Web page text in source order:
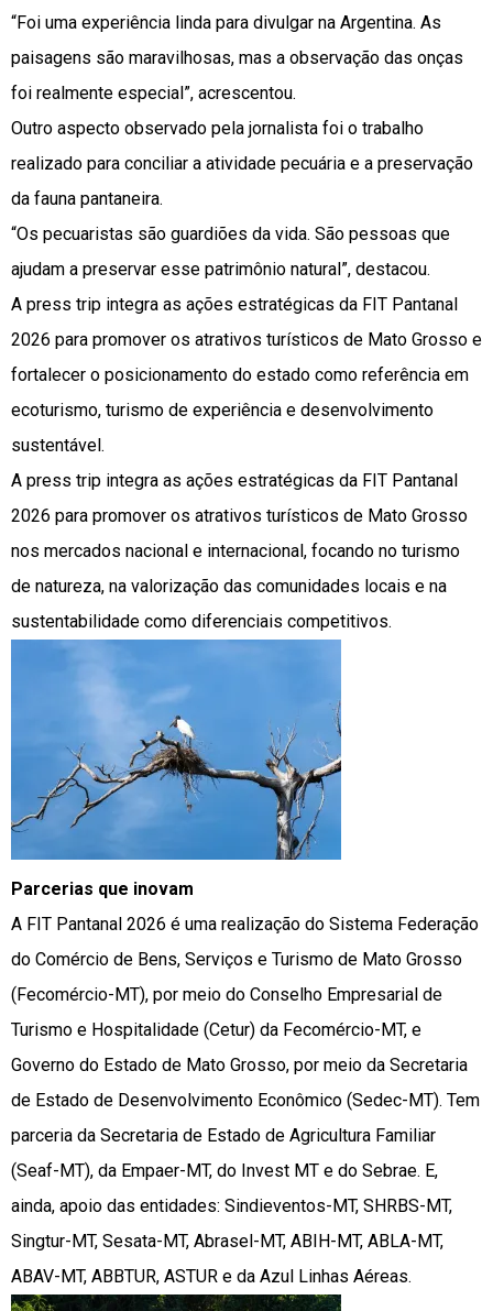
“Foi uma experiência linda para divulgar na Argentina. As
paisagens são maravilhosas, mas a observação das onças
foi realmente especial”, acrescentou.
Outro aspecto observado pela jornalista foi o trabalho
realizado para conciliar a atividade pecuária e a preservação
da fauna pantaneira.
“Os pecuaristas são guardiões da vida. São pessoas que
ajudam a preservar esse patrimônio natural”, destacou.
A press trip integra as ações estratégicas da FIT Pantanal
2026 para promover os atrativos turísticos de Mato Grosso e
fortalecer o posicionamento do estado como referência em
ecoturismo, turismo de experiência e desenvolvimento
sustentável.
A press trip integra as ações estratégicas da FIT Pantanal
2026 para promover os atrativos turísticos de Mato Grosso
nos mercados nacional e internacional, focando no turismo
de natureza, na valorização das comunidades locais e na
sustentabilidade como diferenciais competitivos.
Parcerias que inovam
A FIT Pantanal 2026 é uma realização do Sistema Federação
do Comércio de Bens, Serviços e Turismo de Mato Grosso
(Fecomércio-MT), por meio do Conselho Empresarial de
Turismo e Hospitalidade (Cetur) da Fecomércio-MT, e
Governo do Estado de Mato Grosso, por meio da Secretaria
de Estado de Desenvolvimento Econômico (Sedec-MT). Tem
parceria da Secretaria de Estado de Agricultura Familiar
(Seaf-MT), da Empaer-MT, do Invest MT e do Sebrae. E,
ainda, apoio das entidades: Sindieventos-MT, SHRBS-MT,
Singtur-MT, Sesata-MT, Abrasel-MT, ABIH-MT, ABLA-MT,
ABAV-MT, ABBTUR, ASTUR e da Azul Linhas Aéreas.